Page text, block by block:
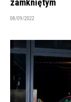
08/09/2022